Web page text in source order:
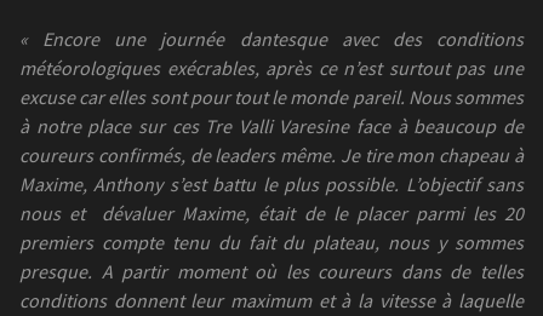
« Encore une journée dantesque avec des conditions
météorologiques exécrables, après ce n’est surtout pas une
excuse car elles sont pour tout le monde pareil. Nous sommes
à notre place sur ces Tre Valli Varesine face à beaucoup de
coureurs confirmés, de leaders même. Je tire mon chapeau à
Maxime, Anthony s’est battu le plus possible. L’objectif sans
nous et dévaluer Maxime, était de le placer parmi les 20
premiers compte tenu du fait du plateau, nous y sommes
presque. A partir moment où les coureurs dans de telles
conditions donnent leur maximum et à la vitesse à laquelle